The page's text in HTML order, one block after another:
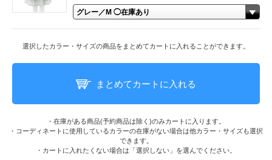
選択したカラー・サイズの商品をまとめてカートに入れることができます。
まとめてカートに入れる
・在庫がある商品(予約商品は除く)のみカートに入ります。
・コーディネートに使用しているカラーの在庫がない場合は他カラー・サイズも選択
できます。
・カートに入れたくない場合は「選択しない」を選んでください。